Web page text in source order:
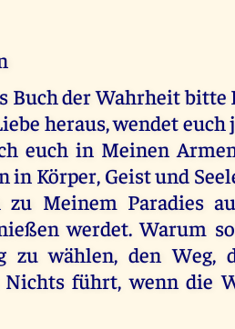
Buch der Wahrheit bitte
heraus, wendet
euch in Meinen
Körper, Geist und
Meinem Paradies
werdet. Warum
zu wählen, den Weg,
führt, wenn die